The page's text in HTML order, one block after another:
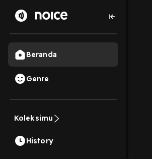
Beranda
Genre
Koleksimu
History